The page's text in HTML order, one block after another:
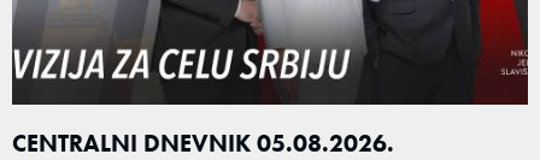
CENTRALNI DNEVNIK 05.08.2026.